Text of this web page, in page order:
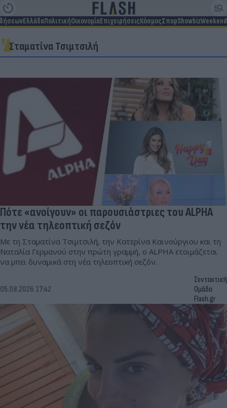
ΕλλάδαΠολιτικήΟικονομίαΕπιχειρήσειςΚόσμοςΣπορShowbizWeekend
Σταματίνα Τσιμτσιλή
Πότε «ανοίγουν» οι παρουσιάστριες του ALPHA
την νέα τηλεοπτική σεζόν
Με τη Σταματίνα Τσιμτσιλή, την Κατερίνα Καινούργιου και τη
Ναταλία Γερμανού στην πρώτη γραμμή, ο ALPHA ετοιμάζεται
να μπει δυναμικά στη νέα τηλεοπτική σεζόν.
05.08.2026 17:42
Συντακτική
Ομάδα
Flash.gr